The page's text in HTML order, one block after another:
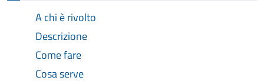
A chi è rivolto
Descrizione
Come fare
Cosa serve